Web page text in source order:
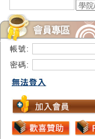
帳號:
密碼: